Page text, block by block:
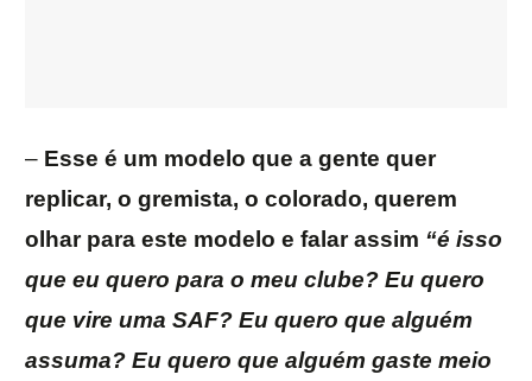
– Esse é um modelo que a gente quer
replicar, o gremista, o colorado, querem
olhar para este modelo e falar assim “é isso
que eu quero para o meu clube? Eu quero
que vire uma SAF? Eu quero que alguém
assuma? Eu quero que alguém gaste meio